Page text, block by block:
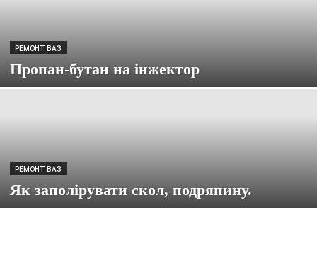
РЕМОНТ ВАЗ
Пропан-бутан на інжектор
РЕМОНТ ВАЗ
Як заполірувати скол, подряпину.